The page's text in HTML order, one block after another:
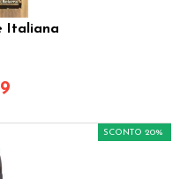
Italiana
SCONTO 20%